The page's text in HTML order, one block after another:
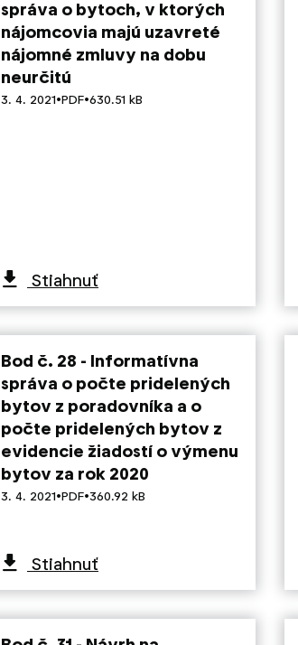
správa o bytoch, v ktorých
nájomcovia majú uzavreté
nájomné zmluvy na dobu
neurčitú
3. 4. 2021·PDF·630.51 kB
Stiahnuť
Bod č. 28 - Informatívna
správa o počte pridelených
bytov z poradovníka a o
počte pridelených bytov z
evidencie žiadostí o výmenu
bytov za rok 2020
3. 4. 2021·PDF·360.92 kB
Stiahnuť